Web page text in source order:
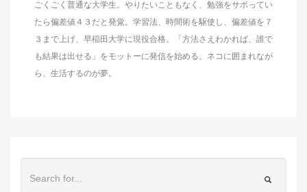
ごくごく普通な大学生。やりたいこともなく、勉強をサボってい
たら偏差値４３だと発覚。学習法、時間術を駆使し、偏差値を７
３まで上げ、早稲田大学に現役合格。「方法さえわかれば、誰で
も結果は出せる」をモットーに発信を始める。ネコに囲まれなが
ら、生活するのが夢。